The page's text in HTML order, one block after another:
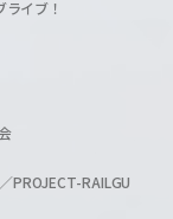
イブ！
PROJECT-RAILGU